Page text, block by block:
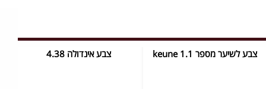
צבע לשיער מספר 1.1 keune צבע אינדולה 4.38